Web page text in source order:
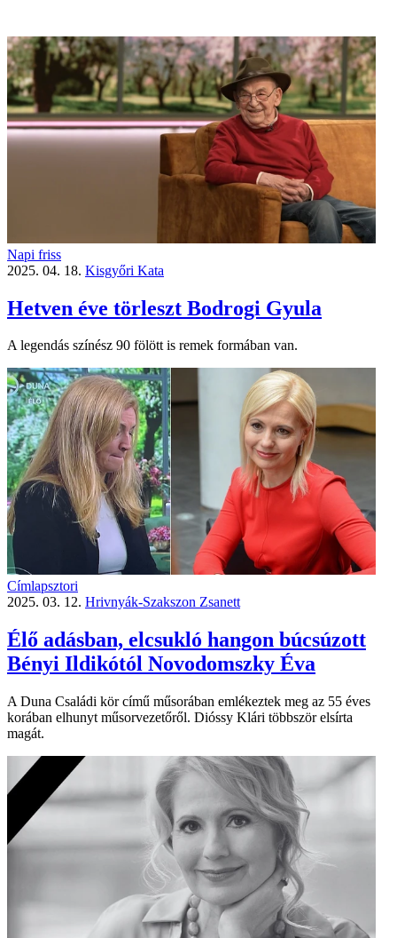
Napi friss
2025. 04. 18. Kisgyőri Kata
Hetven éve törleszt Bodrogi Gyula
A legendás színész 90 fölött is remek formában van.
Címlapsztori
2025. 03. 12. Hrivnyák-Szakszon Zsanett
Élő adásban, elcsukló hangon búcsúzott
Bényi Ildikótól Novodomszky Éva
A Duna Családi kör című műsorában emlékeztek meg az 55 éves
korában elhunyt műsorvezetőről. Dióssy Klári többször elsírta
magát.